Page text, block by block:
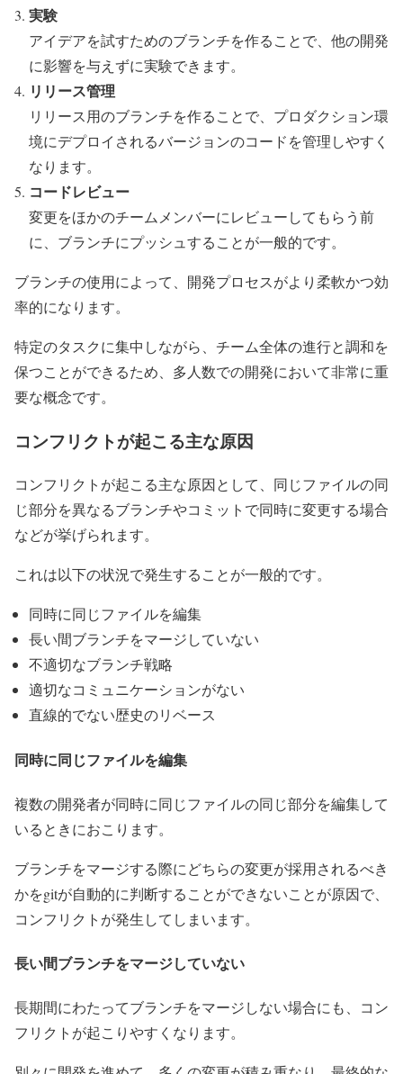
実験
アイデアを試すためのブランチを作ることで、他の開発
に影響を与えずに実験できます。
リリース管理
リリース用のブランチを作ることで、プロダクション環
境にデプロイされるバージョンのコードを管理しやすく
なります。
コードレビュー
変更をほかのチームメンバーにレビューしてもらう前
に、ブランチにプッシュすることが一般的です。
ブランチの使用によって、開発プロセスがより柔軟かつ効
率的になります。
特定のタスクに集中しながら、チーム全体の進行と調和を
保つことができるため、多人数での開発において非常に重
要な概念です。
コンフリクトが起こる主な原因
コンフリクトが起こる主な原因として、同じファイルの同
じ部分を異なるブランチやコミットで同時に変更する場合
などが挙げられます。
これは以下の状況で発生することが一般的です。
同時に同じファイルを編集
長い間ブランチをマージしていない
不適切なブランチ戦略
適切なコミュニケーションがない
直線的でない歴史のリベース
同時に同じファイルを編集
複数の開発者が同時に同じファイルの同じ部分を編集して
いるときにおこります。
ブランチをマージする際にどちらの変更が採用されるべき
かをgitが自動的に判断することができないことが原因で、
コンフリクトが発生してしまいます。
長い間ブランチをマージしていない
長期間にわたってブランチをマージしない場合にも、コン
フリクトが起こりやすくなります。